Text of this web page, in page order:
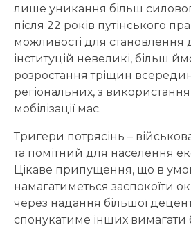
лише уникання більш
після 22 років путінського
можливості для
інституцій невеликі, більш
розростання тріщин
регіональних, з
мобілізації мас.
Тригери потрясінь –
та помітний для населення
Цікаве припущення, що в
намагатиметься заспокоїти
через надання більшої
спонукатиме інших вимагати